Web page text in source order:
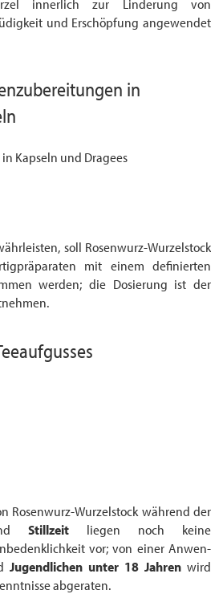
innerlich zur Linderung von
und Erschöpfung angewendet
in
in Kapseln und Dragees
soll Rosenwurz-Wurzelstock
mit einem definierten
werden; die Dosierung ist der
Rosenwurz-Wurzelstock während der
Stillzeit liegen noch keine
vor; von einer Anwen­
Jugendlichen unter 18 Jahren wird
abgeraten.